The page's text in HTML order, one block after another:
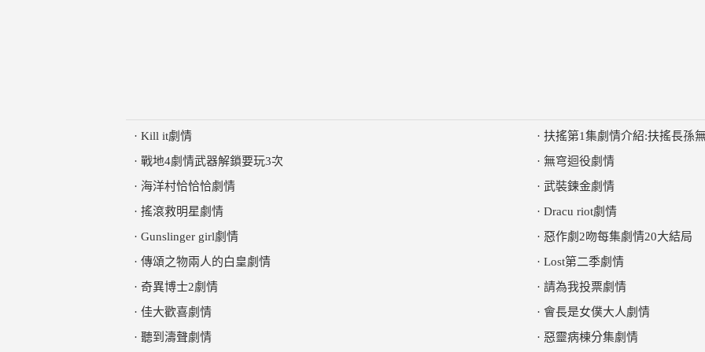
· Kill it劇情
· 戰地4劇情武器解鎖要玩3次
· 海洋村恰恰恰劇情
· 搖滾救明星劇情
· Gunslinger girl劇情
· 傳頌之物兩人的白皇劇情
· 奇異博士2劇情
· 佳大歡喜劇情
· 聽到濤聲劇情
· 扶搖第1集劇情介紹:扶搖長孫
· 無穹迴役劇情
· 武裝鍊金劇情
· Dracu riot劇情
· 惡作劇2吻每集劇情20大結局
· Lost第二季劇情
· 請為我投票劇情
· 會長是女僕大人劇情
· 惡靈病棟分集劇情